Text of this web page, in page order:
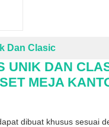
Dan Clasic
UNIK DAN
MEJA
dibuat khusus sesuai